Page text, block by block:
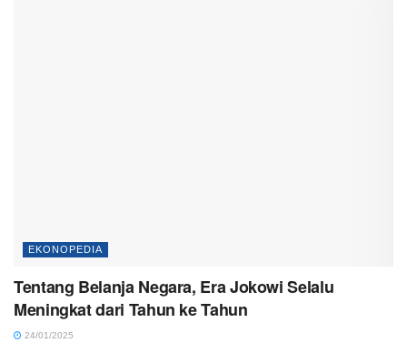
EKONOPEDIA
Tentang Belanja Negara, Era Jokowi Selalu
Meningkat dari Tahun ke Tahun
24/01/2025